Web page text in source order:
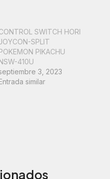
SWITCH HORI
SPLIT
PIKACHU
410U
3, 2023
similar